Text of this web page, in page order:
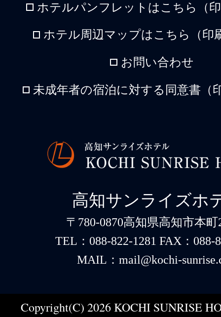
ホテルパンフレットはこちら（
ホテル周辺マップはこちら（印
お問い合わせ
未成年者の宿泊に対する同意書（
高知サンライズホ
〒780-0870高知県高知市本町
TEL：088-822-1281 FAX：088-
MAIL：mail@kochi-
Copyright(C) 2026 KOCHI SUNRISE